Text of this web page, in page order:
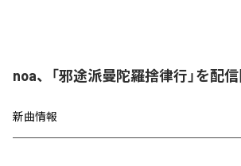
noa、「邪途派曼陀羅捨律行」を配
新曲情報